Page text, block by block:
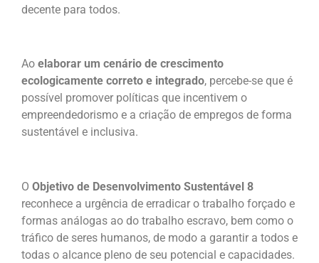
decente para todos.
Ao elaborar um cenário de crescimento
ecologicamente correto e integrado, percebe-se que é
possível promover políticas que incentivem o
empreendedorismo e a criação de empregos de forma
sustentável e inclusiva.
O Objetivo de Desenvolvimento Sustentável 8
reconhece a urgência de erradicar o trabalho forçado e
formas análogas ao do trabalho escravo, bem como o
tráfico de seres humanos, de modo a garantir a todos e
todas o alcance pleno de seu potencial e capacidades.